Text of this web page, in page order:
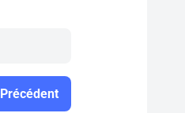
Précédent